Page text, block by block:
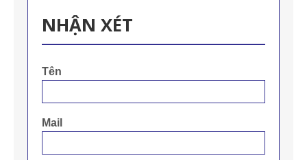
NHẬN XÉT
Tên
Mail